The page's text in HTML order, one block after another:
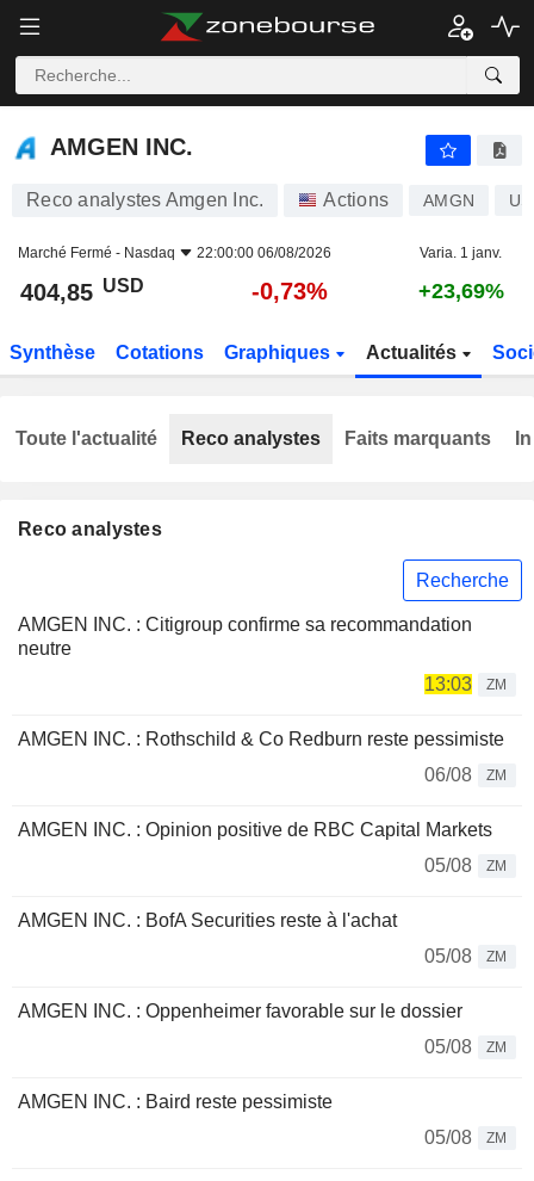
AMGEN INC.
AMGEN INC.
Reco analystes Amgen Inc. Actions AMGN
Marché Fermé - Nasdaq 22:00:00 06/08/2026 Varia. 1 janv.
404,85 USD -0,73% +23,69%
Synthèse Cotations Graphiques Actualités
Reco analystes
Recherche
AMGEN INC. : Citigroup confirme sa recommandation
neutre
13:03
ZM
AMGEN INC. : Rothschild & Co Redburn reste pessimiste
06/08
ZM
AMGEN INC. : Opinion positive de RBC Capital Markets
05/08
ZM
AMGEN INC. : BofA Securities reste à l'achat
05/08
ZM
AMGEN INC. : Oppenheimer favorable sur le dossier
05/08
ZM
AMGEN INC. : Baird reste pessimiste
05/08
ZM
Toute l'actualité Reco analystes Faits marquants